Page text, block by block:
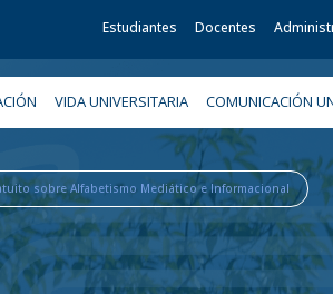
Estudiantes Docentes
VIDA UNIVERSITARIA COMUNICACIÓN
sobre Alfabetismo Mediático e Informacional